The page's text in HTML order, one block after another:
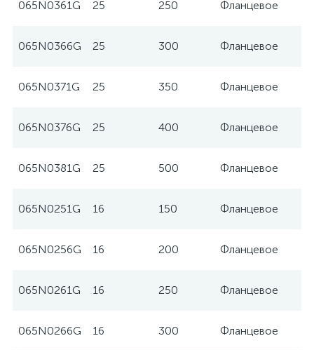
065N0361G 25 250 Фланцевое
065N0366G 25 300 Фланцевое
065N0371G 25 350 Фланцевое
065N0376G 25 400 Фланцевое
065N0381G 25 500 Фланцевое
065N0251G 16 150 Фланцевое
065N0256G 16 200 Фланцевое
065N0261G 16 250 Фланцевое
065N0266G 16 300 Фланцевое